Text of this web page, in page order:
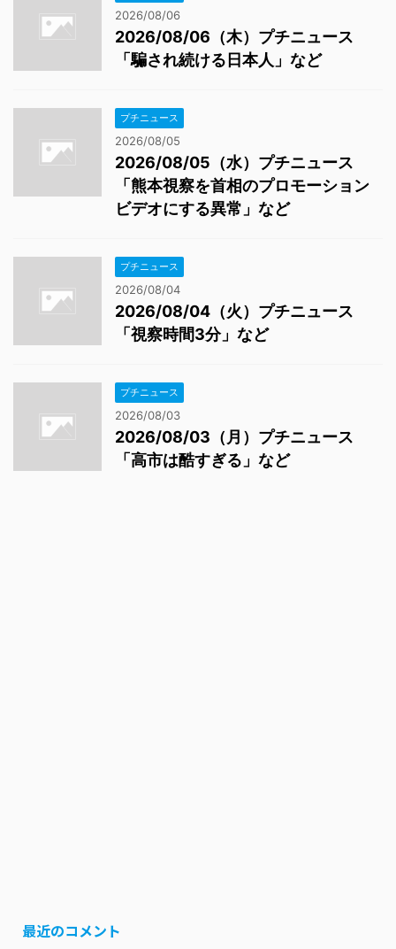
2026/08/06
2026/08/06（木）プチニュース
「騙され続ける日本人」など
プチニュース
2026/08/05
2026/08/05（水）プチニュース
「熊本視察を首相のプロモーション
ビデオにする異常」など
プチニュース
2026/08/04
2026/08/04（火）プチニュース
「視察時間3分」など
プチニュース
2026/08/03
2026/08/03（月）プチニュース
「高市は酷すぎる」など
最近のコメント